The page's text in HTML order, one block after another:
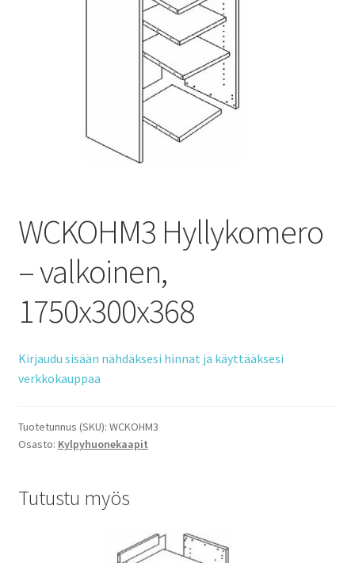
WCKOHM3 Hyllykomero
– valkoinen,
1750x300x368
Kirjaudu sisään nähdäksesi hinnat ja käyttääksesi
verkkokauppaa
Tuotetunnus (SKU): WCKOHM3
Osasto: Kylpyhuonekaapit
Tutustu myös